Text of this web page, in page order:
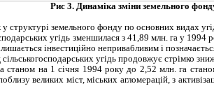
Рис 3. Динаміка зміни земельного
структурі земельного фонду по основних видах
угідь зменшилася з 41,89 млн. га у
інвестиційно непривабливим і
угідь продовжує стрімко
станом на 1 січня 1994 року до 2,52 млн. га
великих міст, міських агломерацій, з